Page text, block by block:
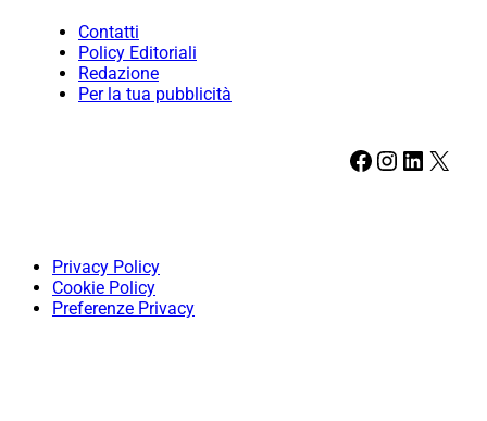
Contatti
Policy Editoriali
Redazione
Per la tua pubblicità
Facebook Instagram LinkedIn X
Privacy Policy
Cookie Policy
Preferenze Privacy